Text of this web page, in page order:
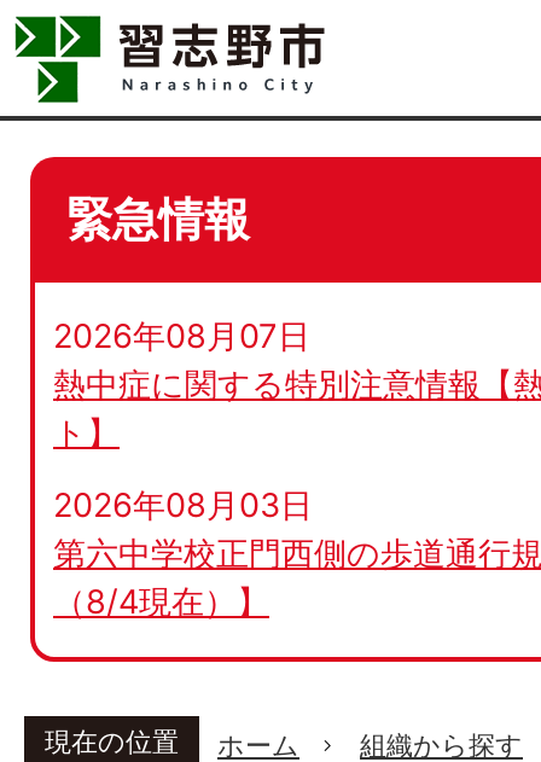
緊急情報
2026年08月07日
熱中症に関する特別注意情報【
ト】
2026年08月03日
第六中学校正門西側の歩道通行
（8/4現在）】
現在の位置 ホーム 組織から探す